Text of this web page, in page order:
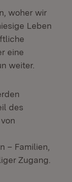
woher wir
Leben
eine
weiter.
des
– Familien,
Zugang.